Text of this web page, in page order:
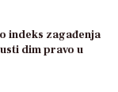
indeks zagađenja
dim pravo u